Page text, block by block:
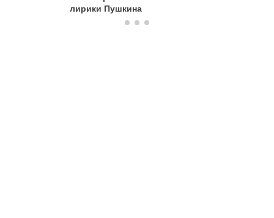
лирики Пушкина